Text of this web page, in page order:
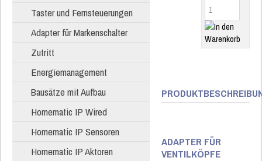
Taster und Fernsteuerungen
Adapter für Markenschalter
Zutritt
Energiemanagement
Bausätze mit Aufbau
Homematic IP Wired
Homematic IP Sensoren
Homematic IP Aktoren
ADAPTER FÜR
VENTILKÖPFE